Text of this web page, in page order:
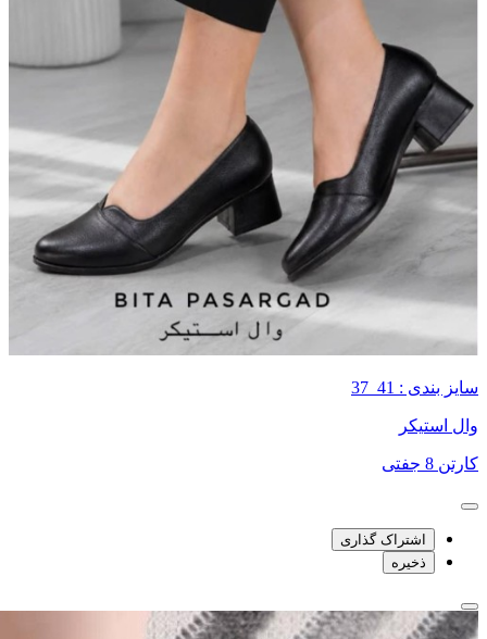
سایز بندی : 41_37
وال استیکر
کارتن 8 جفتی
اشتراک گذاری
ذخیره